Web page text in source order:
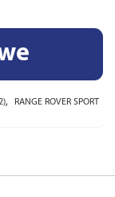
,
RANGE ROVER SPORT